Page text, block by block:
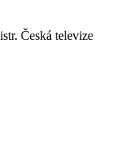
Česká televize